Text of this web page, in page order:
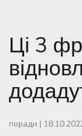
Ці 3
поради |